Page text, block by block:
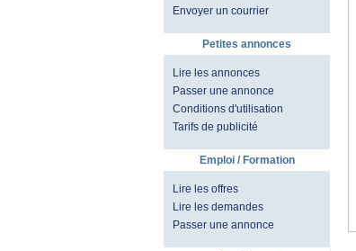
Envoyer un courrier
Petites annonces
Lire les annonces
Passer une annonce
Conditions d'utilisation
Tarifs de publicité
Emploi / Formation
Lire les offres
Lire les demandes
Passer une annonce